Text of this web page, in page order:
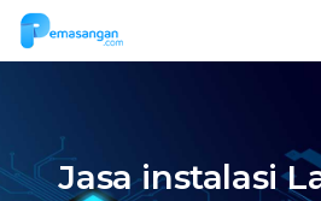
Jasa instalasi